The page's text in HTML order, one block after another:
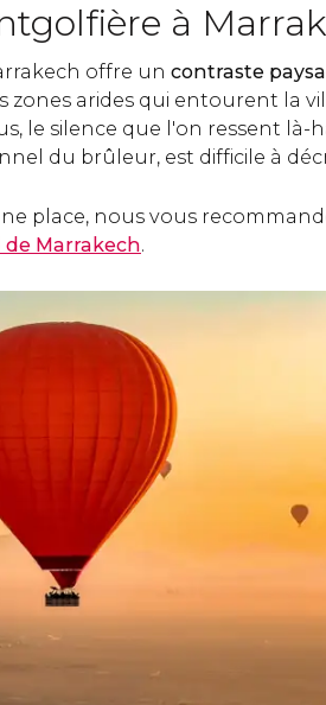
à
offre un contraste
zones arides qui entourent la
le silence que l'on ressent là-
du brûleur, est difficile à
place, nous vous
Marrakech.